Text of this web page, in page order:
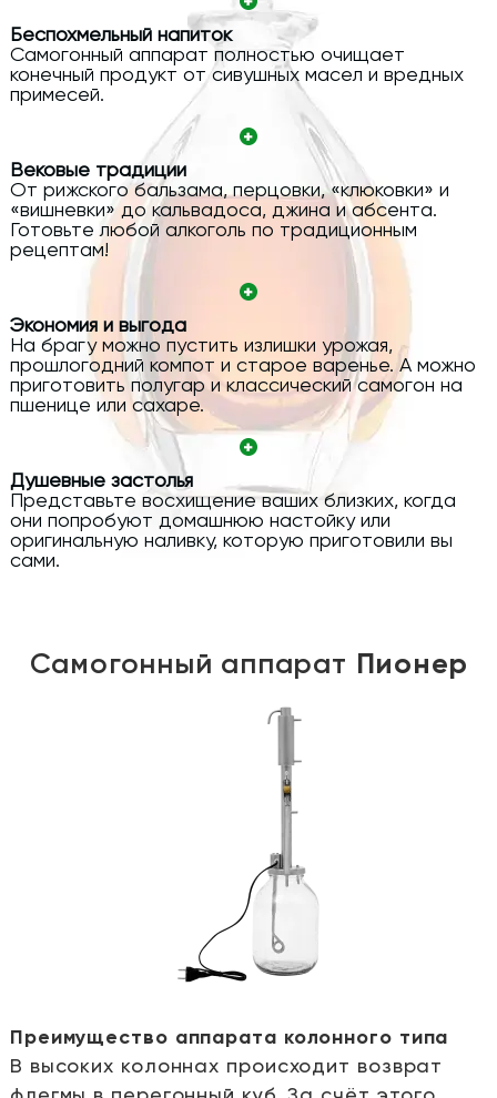
Беспохмельный напиток
Самогонный аппарат полностью очищает
конечный продукт от сивушных масел и вредных
примесей.
Вековые традиции
От рижского бальзама, перцовки, «клюковки» и
«вишневки» до кальвадоса, джина и абсента.
Готовьте любой алкоголь по традиционным
рецептам!
Экономия и выгода
На брагу можно пустить излишки урожая,
прошлогодний компот и старое варенье. А можно
приготовить полугар и классический самогон на
пшенице или сахаре.
Душевные застолья
Представьте восхищение ваших близких, когда
они попробуют домашнюю настойку или
оригинальную наливку, которую приготовили вы
сами.
Самогонный аппарат Пионер
Преимущество аппарата колонного типа
В высоких колоннах происходит возврат